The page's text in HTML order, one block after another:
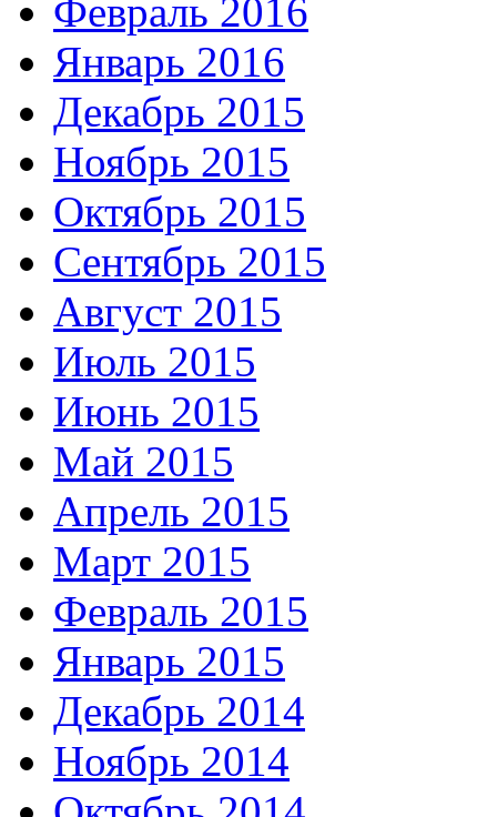
Февраль 2016
Январь 2016
Декабрь 2015
Ноябрь 2015
Октябрь 2015
Сентябрь 2015
Август 2015
Июль 2015
Июнь 2015
Май 2015
Апрель 2015
Март 2015
Февраль 2015
Январь 2015
Декабрь 2014
Ноябрь 2014